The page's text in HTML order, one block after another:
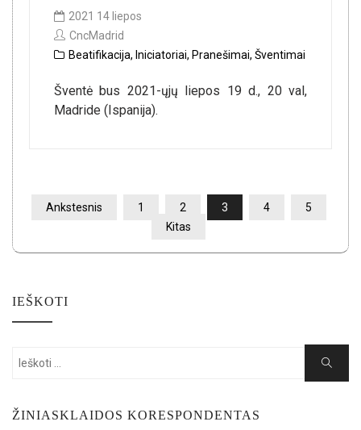
2021 14 liepos
CncMadrid
Beatifikacija, Iniciatoriai, Pranešimai, Šventimai
Šventė bus 2021-ųjų liepos 19 d., 20 val,
Madride (Ispanija).
ĮRAŠŲ
PUSLAPIAVIMAS
Ankstesnis 1 2 3 4
5
Kitas
IEŠKOTI
Search
Search
ŽINIASKLAIDOS KORESPONDENTAS